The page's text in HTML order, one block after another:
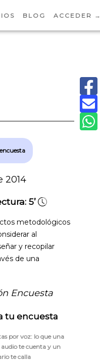
BLOG ACCEDER →
2014
5’
metodológicos
al
y recopilar
de una
Encuesta
tu encuesta
por voz: lo que una
audio te cuenta y un
te calla